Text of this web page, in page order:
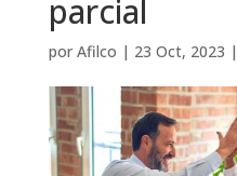
parcial
por Afilco | 23 Oct, 2023 |